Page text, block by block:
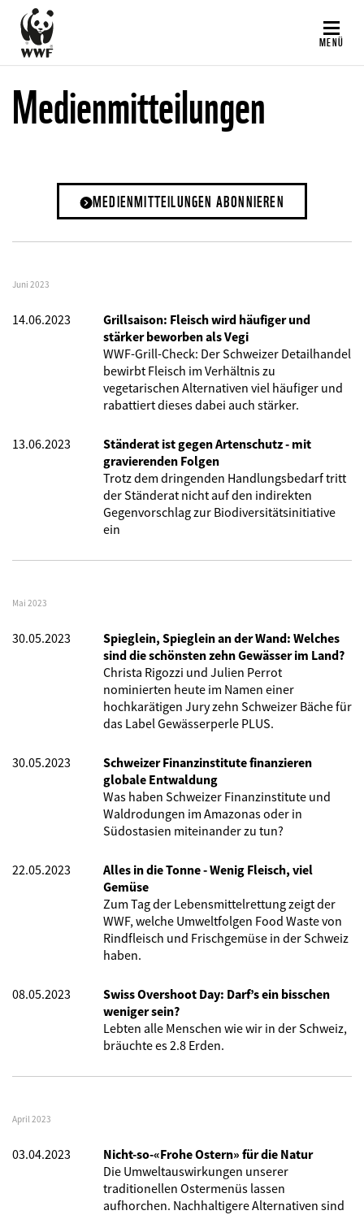
Direkt
zum
Inhalt
MENÜ
Medienmitteilungen
MEDIENMITTEILUNGEN ABONNIEREN
Juni 2023
14.06.2023
Grillsaison: Fleisch wird häufiger und
stärker beworben als Vegi
WWF-Grill-Check: Der Schweizer Detailhandel
bewirbt Fleisch im Verhältnis zu
vegetarischen Alternativen viel häufiger und
rabattiert dieses dabei auch stärker.
13.06.2023
Ständerat ist gegen Artenschutz - mit
gravierenden Folgen
Trotz dem dringenden Handlungsbedarf tritt
der Ständerat nicht auf den indirekten
Gegenvorschlag zur Biodiversitätsinitiative
ein
Mai 2023
30.05.2023
Spieglein, Spieglein an der Wand: Welches
sind die schönsten zehn Gewässer im Land?
Christa Rigozzi und Julien Perrot
nominierten heute im Namen einer
hochkarätigen Jury zehn Schweizer Bäche für
das Label Gewässerperle PLUS.
30.05.2023
Schweizer Finanzinstitute finanzieren
globale Entwaldung
Was haben Schweizer Finanzinstitute und
Waldrodungen im Amazonas oder in
Südostasien miteinander zu tun?
22.05.2023
Alles in die Tonne - Wenig Fleisch, viel
Gemüse
Zum Tag der Lebensmittelrettung zeigt der
WWF, welche Umweltfolgen Food Waste von
Rindfleisch und Frischgemüse in der Schweiz
haben.
08.05.2023
Swiss Overshoot Day: Darf’s ein bisschen
weniger sein?
Lebten alle Menschen wie wir in der Schweiz,
bräuchte es 2.8 Erden.
April 2023
03.04.2023
Nicht-so-«Frohe Ostern» für die Natur
Die Umweltauswirkungen unserer
traditionellen Ostermenüs lassen
aufhorchen. Nachhaltigere Alternativen sind